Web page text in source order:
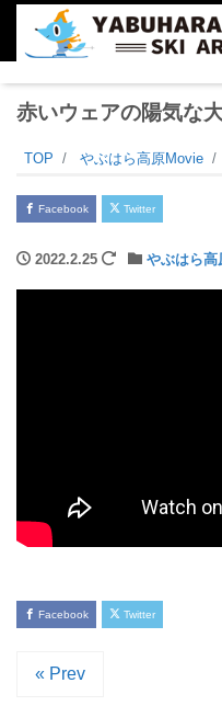
赤いウェアの陽気な
TOP やぶはら高原Movie
Facebook Twitter
2022.2.25 やぶはら
Facebook Twitter
« Prev